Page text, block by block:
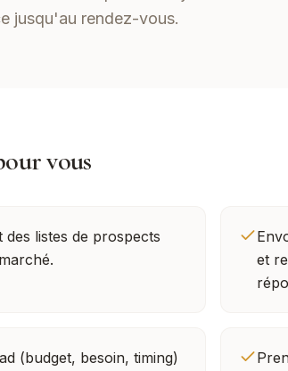
jusqu'au rendez-vous.
vous
des listes de prospects
et
(budget, besoin, timing)